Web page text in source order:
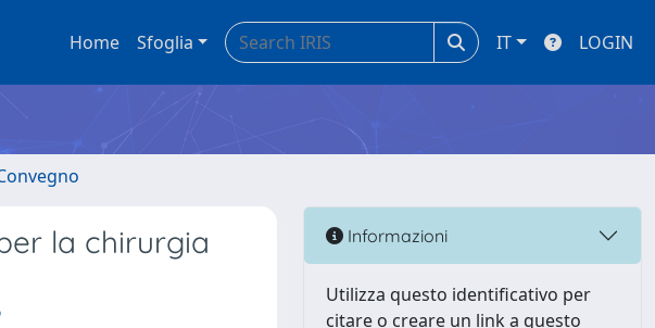
Home Sfoglia IT LOGIN
la chirurgia
Informazioni
Utilizza questo identificativo per
citare o creare un link a questo